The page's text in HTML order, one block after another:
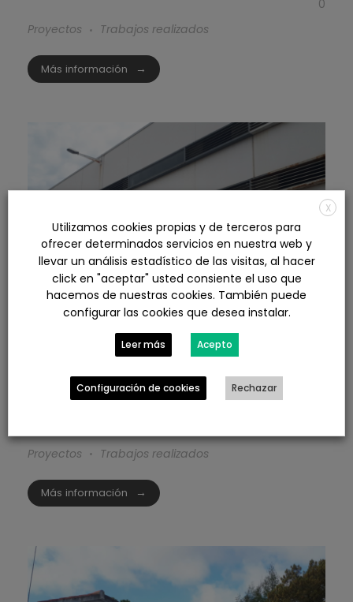
0
Proyectos
Trabajos realizados
Más información
Entreplanta en Nave Industrial en
Punta Umbría
Proyectos
Trabajos realizados
Más información
X
Utilizamos cookies propias y de terceros para
ofrecer determinados servicios en nuestra web y
llevar un análisis estadístico de las visitas, al hacer
click en "aceptar" usted consiente el uso que
hacemos de nuestras cookies. También puede
configurar las cookies que desea instalar.
Leer más Acepto
Configuración de cookies Rechazar